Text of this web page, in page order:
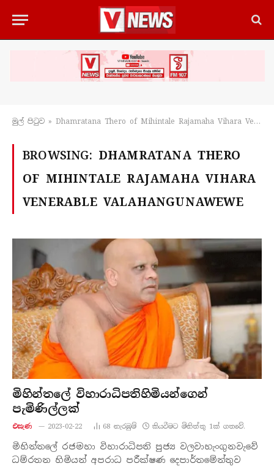
මුල් පිටු​ව » Dhamratana Thero of Mihintale Rajamaha Vihara Venerable Valahangunawewe
BROWSING: DHAMRATANA THERO
OF MIHINTALE RAJAMAHA VIHARA
VENERABLE VALAHANGUNAWEWE
මිහින්තලේ විහාරාධිපතිහිමියන්ගෙන්
පැමිණිල්ලක්
එසැණ 2023-02-22 68 නැරඹු​ම් කියවීමට මිනිත්තු 1ක් ගතවේ.
මිහින්තලේ රජමහා විහාරාධිපති පුජ්‍ය වලවාහැංගුනවැවේ
ධම්රතන හිමියන් අපරාධ පරීක්ෂණ දෙපාර්තමේන්තුව